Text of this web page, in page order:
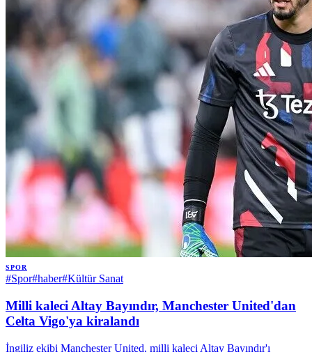
SPOR
#Spor#haber#Kültür Sanat
Milli kaleci Altay Bayındır, Manchester United'dan
Celta Vigo'ya kiralandı
İngiliz ekibi Manchester United, milli kaleci Altay Bayındır'ı